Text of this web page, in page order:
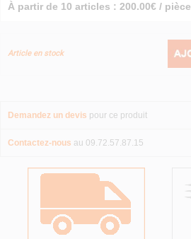
À partir de 10 articles : 200.00€ / pièce
Article en stock
Demandez un devis pour ce produit
Contactez-nous au 09.72.57.87.15